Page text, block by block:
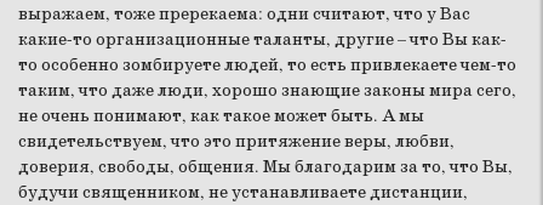
выражаем, тоже пререкаема: одни считают, что у Вас
какие-то организационные таланты, другие – что Вы как-
то особенно зомбируете людей, то есть привлекаете чем-то
таким, что даже люди, хорошо знающие законы мира сего,
не очень понимают, как такое может быть. А мы
свидетельствуем, что это притяжение веры, любви,
доверия, свободы, общения. Мы благодарим за то, что Вы,
будучи священником, не устанавливаете дистанции,